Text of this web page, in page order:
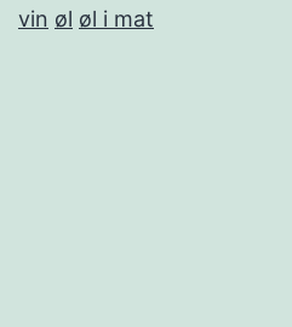
vin øl øl i mat